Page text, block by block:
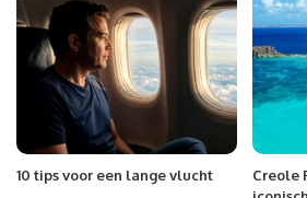
10 tips voor een lange vlucht
Creole